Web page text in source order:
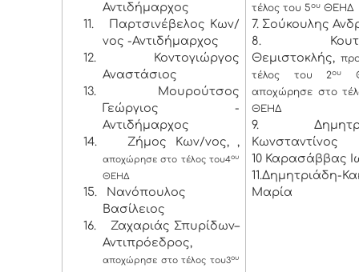
Αντιδήμαρχος
11.
Παρτσινέβελος Κων/
νος -Αντιδήμαρχος
12.
Κοντογιώργος
Αναστάσιος
13.
Μουρούτσος
Γεώργιος -
Αντιδήμαρχος
14.
Ζήμος Κων/νος, ,
αποχώρησε στο τέλος του4ου
ΘΕΗΔ
15.
Νανόπουλος
Βασίλειος
16.
Ζαχαριάς Σπυρίδων–
Αντιπρόεδρος,
αποχώρησε στο τέλος του3ου
τέλος του 5ου ΘΕΗΔ
7. Σούκουλης
8.
Θεμιστοκλής,
τέλος του 2ου
αποχώρησε στο
ΘΕΗΔ
9.
Κωνσταντίνος
10 Καρασάββας
11.Δημητριάδη-
Μαρία